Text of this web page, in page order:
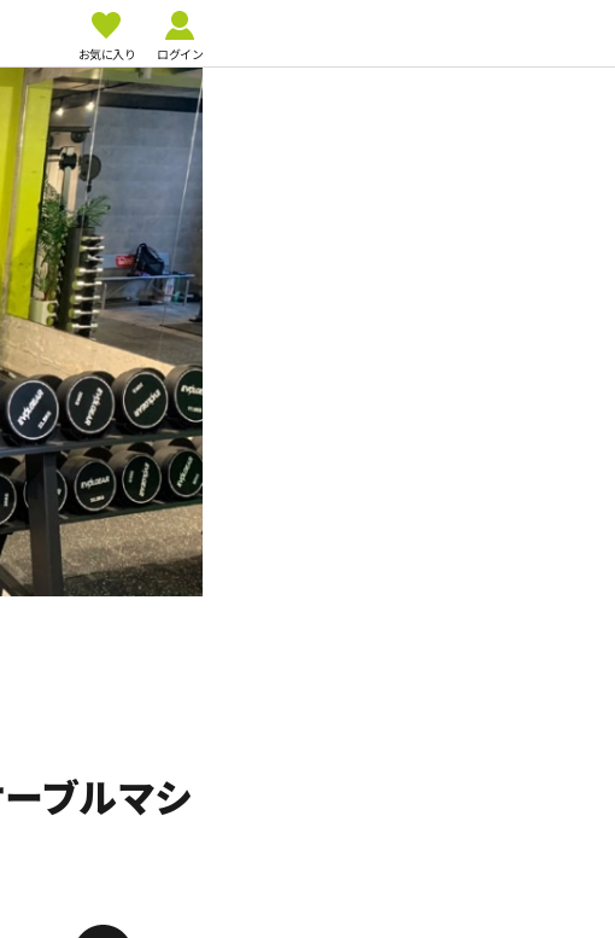
お気に入り ログイン
ブルマシ